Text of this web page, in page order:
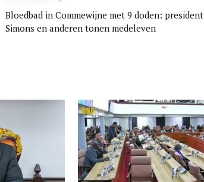
Bloedbad in Commewijne met 9 doden: president
Simons en anderen tonen medeleven